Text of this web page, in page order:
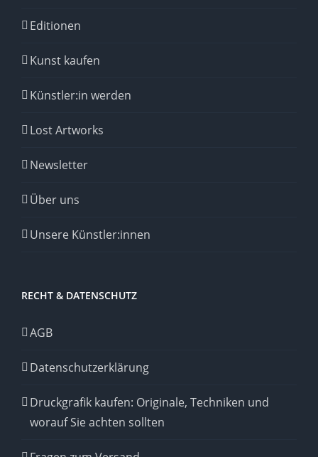
Editionen
Kunst kaufen
Künstler:in werden
Lost Artworks
Newsletter
Über uns
Unsere Künstler:innen
RECHT & DATENSCHUTZ
AGB
Datenschutzerklärung
Druckgrafik kaufen: Originale, Techniken und
worauf Sie achten sollten